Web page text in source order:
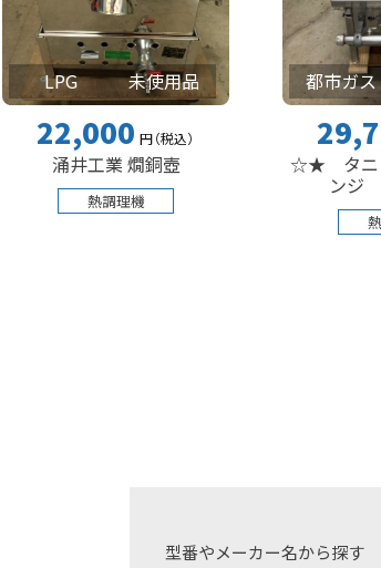
未使用品
円 （税込）
工業 燗銅壺
29,700 円（
☆★ タニコー ス
ンジ 1口
型番やメーカー名から探す